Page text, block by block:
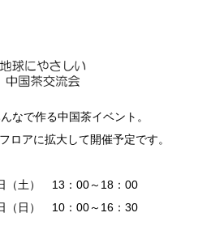
なで作る中国茶イベント。
ロアに拡大して開催予定です。
（土） 13：00～18：00
（日） 10：00～16：30